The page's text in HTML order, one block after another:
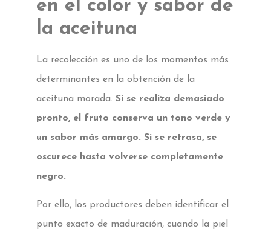
en el color y sabor de
la aceituna
La recolección es uno de los momentos más
determinantes en la obtención de la
aceituna morada. Si se realiza demasiado
pronto, el fruto conserva un tono verde y
un sabor más amargo. Si se retrasa, se
oscurece hasta volverse completamente
negro.
Por ello, los productores deben identificar el
punto exacto de maduración, cuando la piel